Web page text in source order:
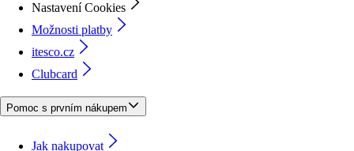
Nastavení Cookies
Možnosti platby
itesco.cz
Clubcard
Pomoc s prvním nákupem
Jak nakupovat